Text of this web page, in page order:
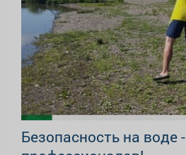
Безопасность на воде